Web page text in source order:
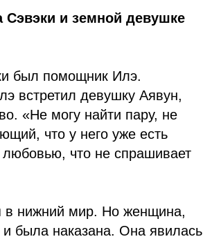
Сэвэки и земной девушке
был помощник Илэ.
встретил девушку Аявун,
«Не могу найти пару, не
что у него уже есть
что не спрашивает
в нижний мир. Но женщина,
была наказана. Она явилась